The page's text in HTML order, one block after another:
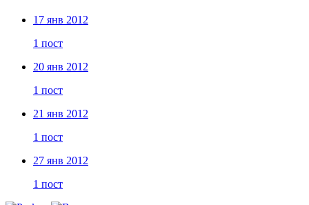
17 янв 2012
1 пост
20 янв 2012
1 пост
21 янв 2012
1 пост
27 янв 2012
1 пост